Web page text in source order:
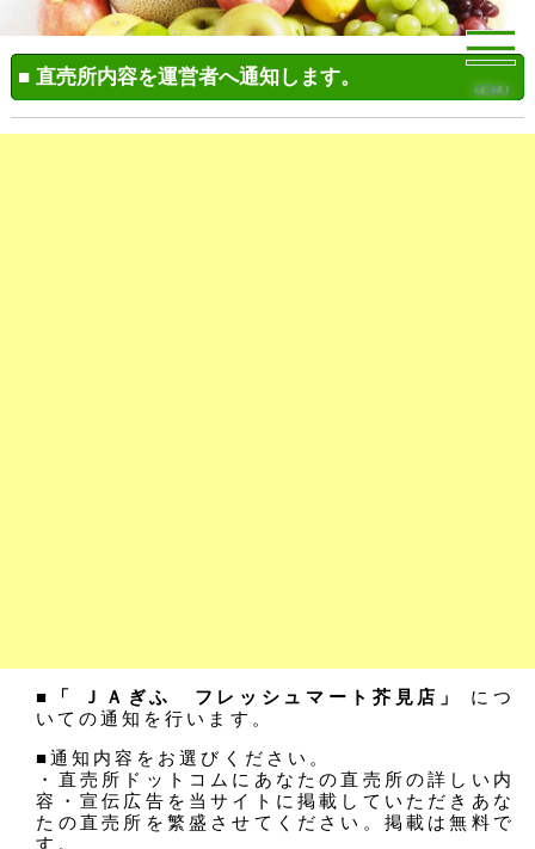
MENU
■ 直売所内容を運営者へ通知します。
■「 ＪＡぎふ フレッシュマート芥見店」 につ
いての通知を行います。
■通知内容をお選びください。
・直売所ドットコムにあなたの直売所の詳しい内
容・宣伝広告を当サイトに掲載していただきあな
たの直売所を繁盛させてください。掲載は無料で
す。